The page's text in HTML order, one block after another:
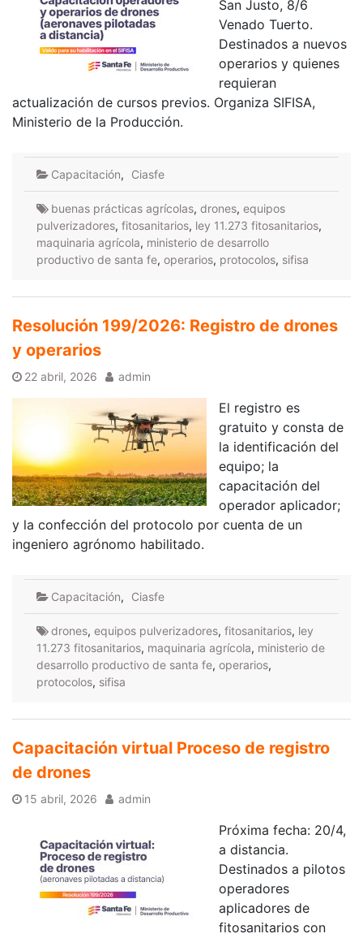
San Justo, 8/6
Venado Tuerto.
Destinados a nuevos
operarios y quienes
requieran
actualización de cursos previos. Organiza SIFISA,
Ministerio de la Producción.
Capacitación, Ciasfe
buenas prácticas agrícolas, drones, equipos
pulverizadores, fitosanitarios, ley 11.273 fitosanitarios,
maquinaria agrícola, ministerio de desarrollo
productivo de santa fe, operarios, protocolos, sifisa
Resolución 199/2026: Registro de drones
y operarios
22 abril, 2026 admin
El registro es
gratuito y consta de
la identificación del
equipo; la
capacitación del
operador aplicador;
y la confección del protocolo por cuenta de un
ingeniero agrónomo habilitado.
Capacitación, Ciasfe
drones, equipos pulverizadores, fitosanitarios, ley
11.273 fitosanitarios, maquinaria agrícola, ministerio de
desarrollo productivo de santa fe, operarios,
protocolos, sifisa
Capacitación virtual Proceso de registro
de drones
15 abril, 2026 admin
Próxima fecha: 20/4,
a distancia.
Destinados a pilotos
operadores
aplicadores de
fitosanitarios con